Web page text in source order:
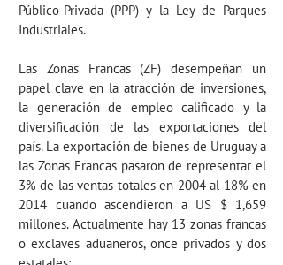
Público-Privada (PPP) y la Ley de Parques
Industriales.
Las Zonas Francas (ZF) desempeñan un
papel clave en la atracción de inversiones,
la generación de empleo calificado y la
diversificación de las exportaciones del
país. La exportación de bienes de Uruguay a
las Zonas Francas pasaron de representar el
3% de las ventas totales en 2004 al 18% en
2014 cuando ascendieron a US $ 1,659
millones. Actualmente hay 13 zonas francas
o exclaves aduaneros, once privados y dos